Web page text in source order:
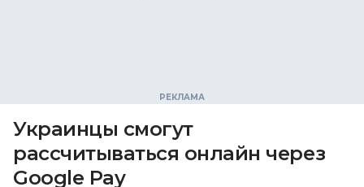
Украинцы смогут
рассчитываться онлайн через
Google Pay